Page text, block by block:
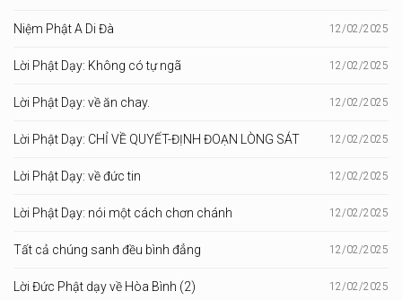
Niệm Phật A Di Đà 12/02/2025
Lời Phật Dạy: Không có tự ngã 12/02/2025
Lời Phật Dạy: về ăn chay. 12/02/2025
Lời Phật Dạy: CHỈ VỀ QUYẾT-ĐỊNH ĐOẠN LÒNG SÁT 12/02/2025
Lời Phật Dạy: về đức tin 12/02/2025
Lời Phật Dạy: nói một cách chơn chánh 12/02/2025
Tất cả chúng sanh đều bình đẳng 12/02/2025
Lời Đức Phật dạy về Hòa Bình (2) 12/02/2025